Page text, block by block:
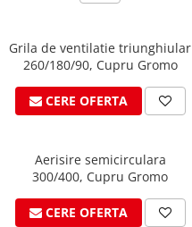
Ciocane cu cap din cauciuc
Ciocane cu cap din lemn
Ciocane cu cap din fier
Ciocane fara recul
Ciocane de finisaje
Accesorii ciocane
Scule
Suruburi si cuie
Lucru pe acoperis
Platforme de lucru
Trepte de acces
Seturi trepte acces pe acoperis
Structuri fatade ventilate
Grila de ventilatie triunghiular
260/180/90, Cupru Gromo
CERE OFERTA
Aerisire semicirculara
300/400, Cupru Gromo
CERE OFERTA